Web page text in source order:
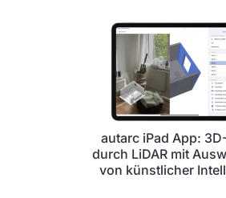
autarc iPad App:
durch LiDAR mit
von künstlicher